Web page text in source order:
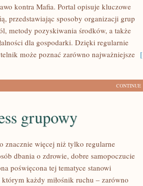
kontra Mafia. Portal opisuje kluczowe
przedstawiając sposoby organizacji grup
metody pozyskiwania środków, a także
dla gospodarki. Dzięki regularnie
może poznać zarówno najważniejsze [
CONTINUE
grupowy
znacznie więcej niż tylko regularne
dbania o zdrowie, dobre samopoczucie
poświęcona tej tematyce stanowi
każdy miłośnik ruchu – zarówno